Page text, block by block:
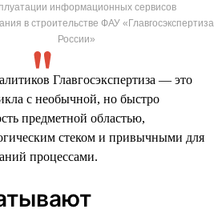
информационных сервисов
в строительстве ФАУ «Главгосэкспертиза
России»
Главгосэкспертиза — это
с необычной, но быстро
предметной областью,
стеком и привычными для
процессами.